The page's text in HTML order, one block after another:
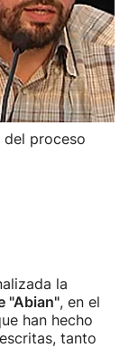
del proceso
la
"Abian", en el
han hecho
tanto